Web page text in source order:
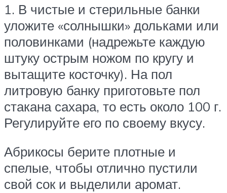
1. В чистые и стерильные банки
уложите «солнышки» дольками или
половинками (надрежьте каждую
штуку острым ножом по кругу и
вытащите косточку). На пол
литровую банку приготовьте пол
стакана сахара, то есть около 100 г.
Регулируйте его по своему вкусу.
Абрикосы берите плотные и
спелые, чтобы отлично пустили
свой сок и выделили аромат.